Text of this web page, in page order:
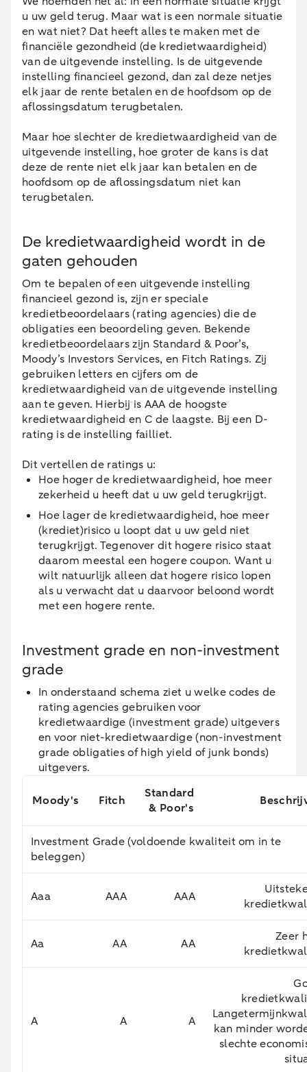
u uw geld terug. Maar wat is een normale situatie
en wat niet? Dat heeft alles te maken met de
financiële gezondheid (de kredietwaardigheid)
van de uitgevende instelling. Is de uitgevende
instelling financieel gezond, dan zal deze netjes
elk jaar de rente betalen en de hoofdsom op de
aflossingsdatum terugbetalen.
Maar hoe slechter de kredietwaardigheid van de
uitgevende instelling, hoe groter de kans is dat
deze de rente niet elk jaar kan betalen en de
hoofdsom op de aflossingsdatum niet kan
terugbetalen.
De kredietwaardigheid wordt in de
gaten gehouden
Om te bepalen of een uitgevende instelling
financieel gezond is, zijn er speciale
kredietbeoordelaars (rating agencies) die de
obligaties een beoordeling geven. Bekende
kredietbeoordelaars zijn Standard & Poor’s,
Moody’s Investors Services, en Fitch Ratings. Zij
gebruiken letters en cijfers om de
kredietwaardigheid van de uitgevende instelling
aan te geven. Hierbij is AAA de hoogste
kredietwaardigheid en C de laagste. Bij een D-
rating is de instelling failliet.
Dit vertellen de ratings u:
Hoe hoger de kredietwaardigheid, hoe meer
zekerheid u heeft dat u uw geld terugkrijgt.
Hoe lager de kredietwaardigheid, hoe meer
(krediet)risico u loopt dat u uw geld niet
terugkrijgt. Tegenover dit hogere risico staat
daarom meestal een hogere coupon. Want u
wilt natuurlijk alleen dat hogere risico lopen
als u verwacht dat u daarvoor beloond wordt
met een hogere rente.
Investment grade en non-investment
grade
In onderstaand schema ziet u welke codes de
rating agencies gebruiken voor
kredietwaardige (investment grade) uitgevers
en voor niet-kredietwaardige (non-investment
grade obligaties of high yield of junk bonds)
uitgevers.
Moody's Fitch
Standard
& Poor's
Investment Grade (voldoende kwaliteit om in te
beleggen)
Aaa AAA AAA
Aa AA AA
Zeer
A A A
kan minder
slechte